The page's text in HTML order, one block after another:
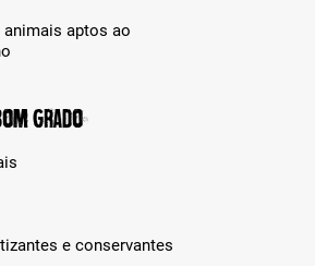
animais aptos ao
grado
e conservantes